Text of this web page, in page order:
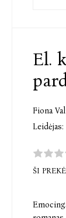
El.
Fiona
Leidėjas:
ŠI